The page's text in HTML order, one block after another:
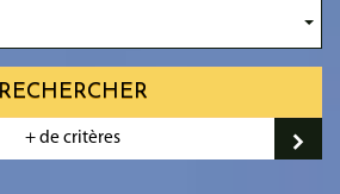
RECHERCHER
+ de critères